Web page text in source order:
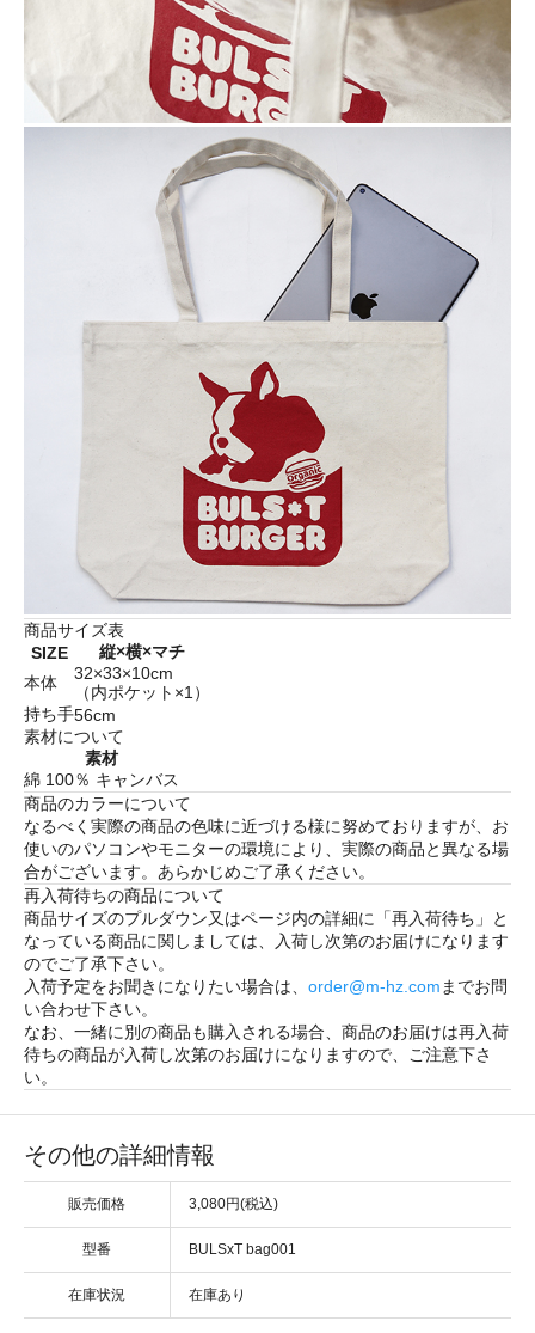
商品サイズ表
SIZE
縦×横×マチ
本体
32×33×10cm
（内ポケット×1）
持ち手56cm
素材について
素材
綿 100％ キャンバス
商品のカラーについて
なるべく実際の商品の色味に近づける様に努めておりますが、お
使いのパソコンやモニターの環境により、実際の商品と異なる場
合がございます。あらかじめご了承ください。
再入荷待ちの商品について
商品サイズのプルダウン又はページ内の詳細に「再入荷待ち 」と
なっている商品に関しましては、入荷し次第のお届けになります
のでご了承下さい。
入荷予定をお聞きになりたい場合は、 order@m-hz.com までお問
い合わせ下さい。
なお、一緒に別の商品も購入される場合、商品のお届けは再入荷
待ちの商品が入荷し次第のお届けになりますので、ご注意下さ
い。
その他の詳細情報
販売価格 3,080円(税込)
型番 BULSxT bag001
在庫状況 在庫あり